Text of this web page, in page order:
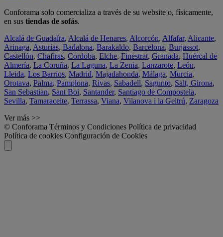
Conforama solo comercializa a través de su website o, físicamente,
en sus tiendas de sofás.
Alcalá de Guadaíra, Alcalá de Henares, Alcorcón, Alfafar, Alicante,
Arinaga, Asturias, Badalona, Barakaldo, Barcelona, Burjassot,
Castellón, Chafiras, Cordoba, Elche, Finestrat, Granada, Huércal de
Almería, La Coruña, La Laguna, La Zenia, Lanzarote, León,
Lleida, Los Barrios, Madrid, Majadahonda, Málaga, Murcia,
Orotava, Palma, Pamplona, Rivas, Sabadell, Sagunto, Salt, Girona,
San Sebastian, Sant Boi, Santander, Santiago de Compostela,
Sevilla, Tamaraceite, Terrassa, Viana, Vilanova i la Geltrú, Zaragoza
Ver más >>
© Conforama Términos y Condiciones Política de privacidad
Política de cookies Configuración de Cookies